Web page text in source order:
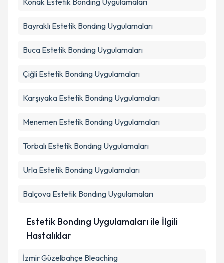
Konak Estetik Bondıng Uygulamaları
Bayraklı Estetik Bondıng Uygulamaları
Buca Estetik Bondıng Uygulamaları
Çiğli Estetik Bondıng Uygulamaları
Karşıyaka Estetik Bondıng Uygulamaları
Menemen Estetik Bondıng Uygulamaları
Torbalı Estetik Bondıng Uygulamaları
Urla Estetik Bondıng Uygulamaları
Balçova Estetik Bondıng Uygulamaları
Estetik Bondıng Uygulamaları ile İlgili
Hastalıklar
İzmir Güzelbahçe Bleaching